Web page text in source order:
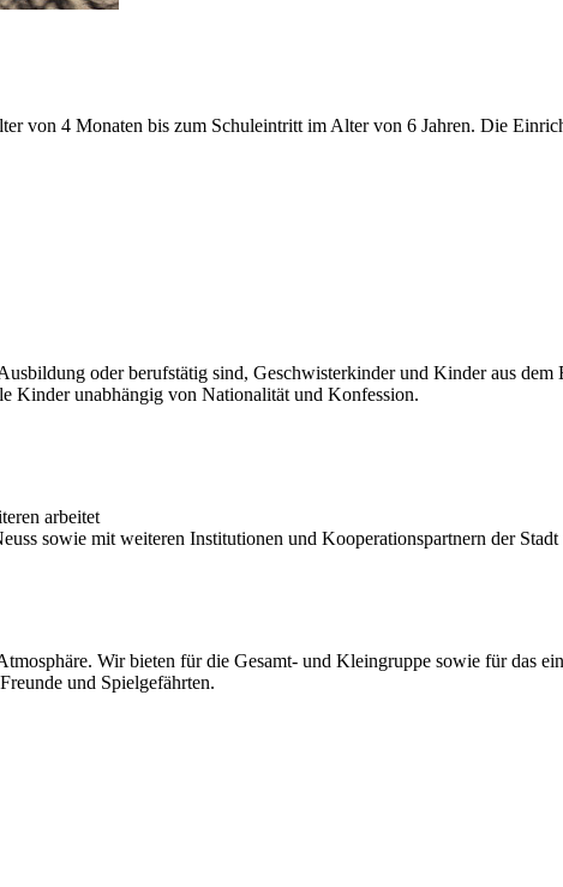
von 4 Monaten bis zum Schuleintritt im Alter von 6 Jahren. Die
oder berufstätig sind, Geschwisterkinder und Kinder aus
Kinder unabhängig von Nationalität und Konfession.
arbeitet
sowie mit weiteren Institutionen und Kooperationspartnern der
Wir bieten für die Gesamt- und Kleingruppe sowie für das
und Spielgefährten.